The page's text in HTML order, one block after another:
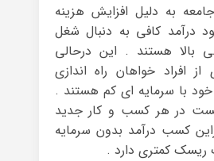
به دلیل افزایش هزینه
درآمد کافی به دنبال شغل
بالا هستند . این درحالی
افراد خواهان راه اندازی
با سرمایه ای کم هستند .
در هر کسب و کار جدید
کسب درآمد بدون سرمایه
ریسک کمتری دارد .